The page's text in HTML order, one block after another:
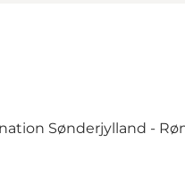
Sønderjylland -